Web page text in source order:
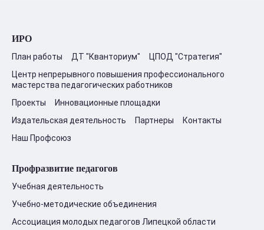
ИРО
План работы ДТ "Кванториум"
ЦПОД "Стратегия"
Центр непрерывного повышения профессионального
мастерства педагогических работников
Проекты
Инновационные площадки
Издательская деятельность
Партнеры
Контакты
Наш Профсоюз
Профразвитие педагогов
Учебная деятельность
Учебно-методические объединения
Ассоциация молодых педагогов Липецкой области